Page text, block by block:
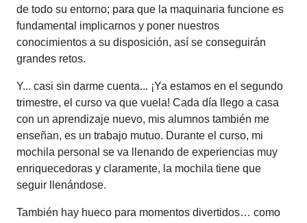
de todo su entorno; para que la maquinaria funcione es
fundamental implicarnos y poner nuestros
conocimientos a su disposición, así se conseguirán
grandes retos.
Y... casi sin darme cuenta... ¡Ya estamos en el segundo
trimestre, el curso va que vuela! Cada día llego a casa
con un aprendizaje nuevo, mis alumnos también me
enseñan, es un trabajo mutuo. Durante el curso, mi
mochila personal se va llenando de experiencias muy
enriquecedoras y claramente, la mochila tiene que
seguir llenándose.
También hay hueco para momentos divertidos… como